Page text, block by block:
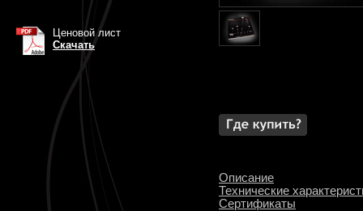
Описание
Технические
Сертификаты
Ценовой лист
Скачать